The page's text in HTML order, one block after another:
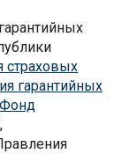
страховых
гарантийных
,